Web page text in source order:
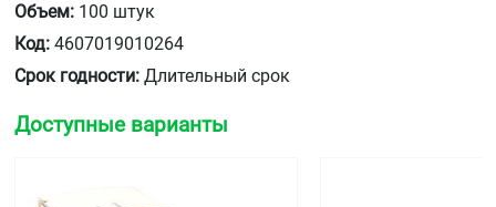
Объем: 100 штук
Код: 4607019010264
Срок годности: Длительный срок
Доступные варианты